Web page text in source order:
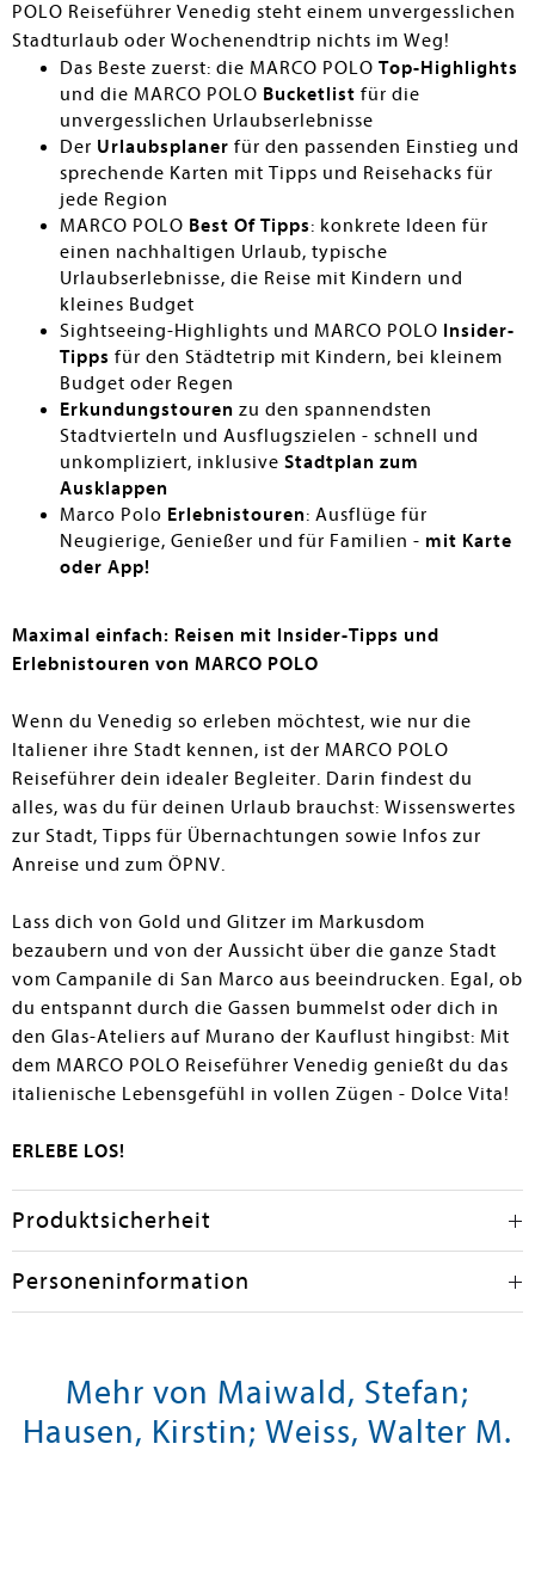
POLO Reiseführer Venedig steht einem unvergesslichen
Stadturlaub oder Wochenendtrip nichts im Weg!
Das Beste zuerst: die MARCO POLO Top-Highlights
und die MARCO POLO Bucketlist für die
unvergesslichen Urlaubserlebnisse
Der Urlaubsplaner für den passenden Einstieg und
sprechende Karten mit Tipps und Reisehacks für
jede Region
MARCO POLO Best Of Tipps: konkrete Ideen für
einen nachhaltigen Urlaub, typische
Urlaubserlebnisse, die Reise mit Kindern und
kleines Budget
Sightseeing-Highlights und MARCO POLO Insider-
Tipps für den Städtetrip mit Kindern, bei kleinem
Budget oder Regen
Erkundungstouren zu den spannendsten
Stadtvierteln und Ausflugszielen - schnell und
unkompliziert, inklusive Stadtplan zum
Ausklappen
Marco Polo Erlebnistouren: Ausflüge für
Neugierige, Genießer und für Familien - mit Karte
oder App!
Maximal einfach: Reisen mit Insider-Tipps und
Erlebnistouren von MARCO POLO
Wenn du Venedig so erleben möchtest, wie nur die
Italiener ihre Stadt kennen, ist der MARCO POLO
Reiseführer dein idealer Begleiter. Darin findest du
alles, was du für deinen Urlaub brauchst: Wissenswertes
zur Stadt, Tipps für Übernachtungen sowie Infos zur
Anreise und zum ÖPNV.
Lass dich von Gold und Glitzer im Markusdom
bezaubern und von der Aussicht über die ganze Stadt
vom Campanile di San Marco aus beeindrucken. Egal, ob
du entspannt durch die Gassen bummelst oder dich in
den Glas-Ateliers auf Murano der Kauflust hingibst: Mit
dem MARCO POLO Reiseführer Venedig genießt du das
italienische Lebensgefühl in vollen Zügen - Dolce Vita!
ERLEBE LOS!
Produktsicherheit
Personeninformation
Mehr von Maiwald, Stefan;
Hausen, Kirstin; Weiss, Walter M.